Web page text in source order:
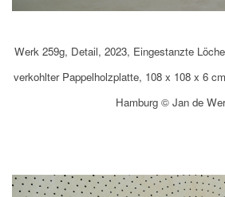
Werk 259g, Detail, 2023, Eingestanzte
verkohlter Pappelholzplatte, 108 x 108 x 6
Hamburg © Jan de